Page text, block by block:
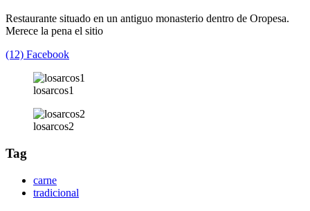
Restaurante situado en un antiguo monasterio dentro de Oropesa.
Merece la pena el sitio
(12) Facebook
losarcos1
losarcos2
Tag
carne
tradicional